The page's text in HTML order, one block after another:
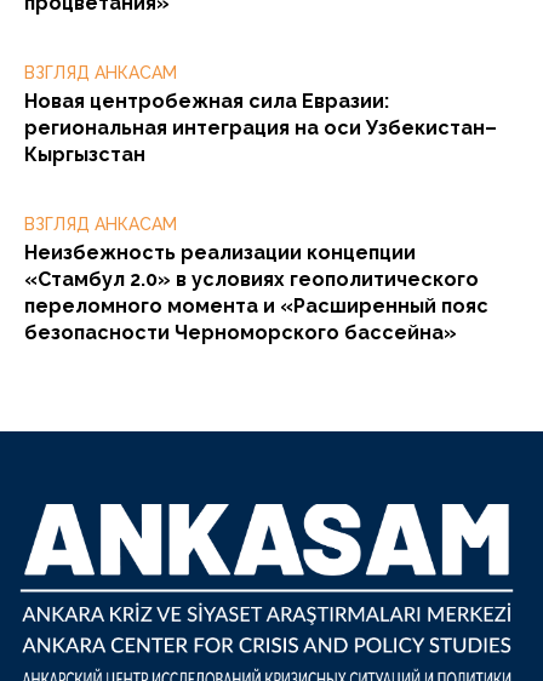
ВЗГЛЯД АНКАСАМ
Новая центробежная сила Евразии:
региональная интеграция на оси Узбекистан–
Кыргызстан
ВЗГЛЯД АНКАСАМ
Неизбежность реализации концепции
«Стамбул 2.0» в условиях геополитического
переломного момента и «Расширенный пояс
безопасности Черноморского бассейна»